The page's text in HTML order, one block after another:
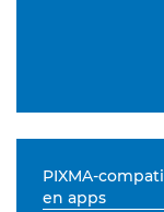
PIXMA-
en apps